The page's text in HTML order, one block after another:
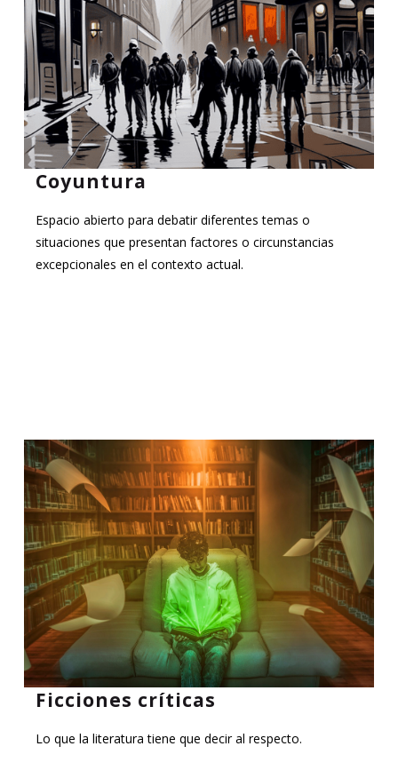
Coyuntura
Espacio abierto para debatir diferentes temas o
situaciones que presentan factores o circunstancias
excepcionales en el contexto actual.
Ficciones críticas
Lo que la literatura tiene que decir al respecto.